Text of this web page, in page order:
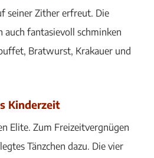
seiner Zither erfreut. Die
auch fantasievoll schminken
Bratwurst, Krakauer und
Kinderzeit
Elite. Zum Freizeitvergnügen
Tänzchen dazu. Die vier